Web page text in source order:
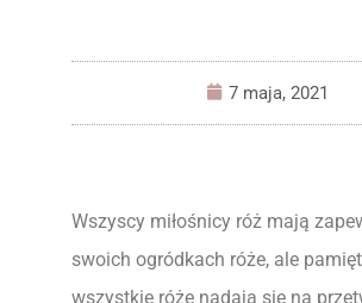
7 maja, 2021
Wszyscy miłośnicy róż mają
swoich ogródkach róże, ale
wszystkie róże nadają się na